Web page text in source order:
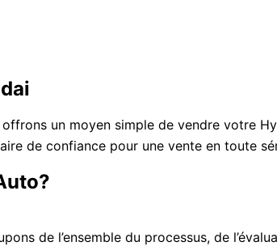
offrons un moyen simple de vendre votre
de confiance pour une vente en toute
de l’ensemble du processus, de